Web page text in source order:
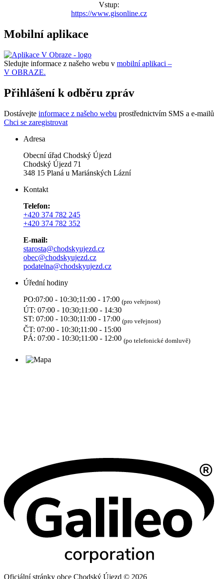
Vstup:
https://www.gisonline.cz
Mobilní aplikace
Sledujte informace z našeho webu v mobilní aplikaci –
V OBRAZE.
Přihlášení k odběru zpráv
Dostávejte informace z našeho webu prostřednictvím SMS a e-mailů
Chci se zaregistrovat
Adresa
Obecní úřad Chodský Újezd
Chodský Újezd 71
348 15 Planá u Mariánských Lázní
Kontakt
Telefon:
+420 374 782 245
+420 374 782 352
E-mail:
starosta@chodskyujezd.cz
obec@chodskyujezd.cz
podatelna@chodskyujezd.cz
Úřední hodiny
PO:07:00 - 10:30;11:00 - 17:00 (pro veřejnost)
ÚT: 07:00 - 10:30;11:00 - 14:30
ST: 07:00 - 10:30;11:00 - 17:00 (pro veřejnost)
ČT: 07:00 - 10:30;11:00 - 15:00
PÁ: 07:00 - 10:30;11:00 - 12:00 (po telefonické domluvě)
Oficiální stránky obce Chodský Újezd © 2026